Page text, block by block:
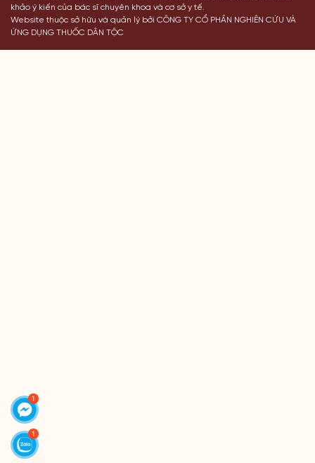
khảo ý kiến của bác sĩ chuyên khoa và cơ sở y tế.
Website thuộc sở hữu và quản lý bởi CÔNG TY CỔ PHẦN NGHIÊN CỨU VÀ
ỨNG DỤNG THUỐC DÂN TỘC